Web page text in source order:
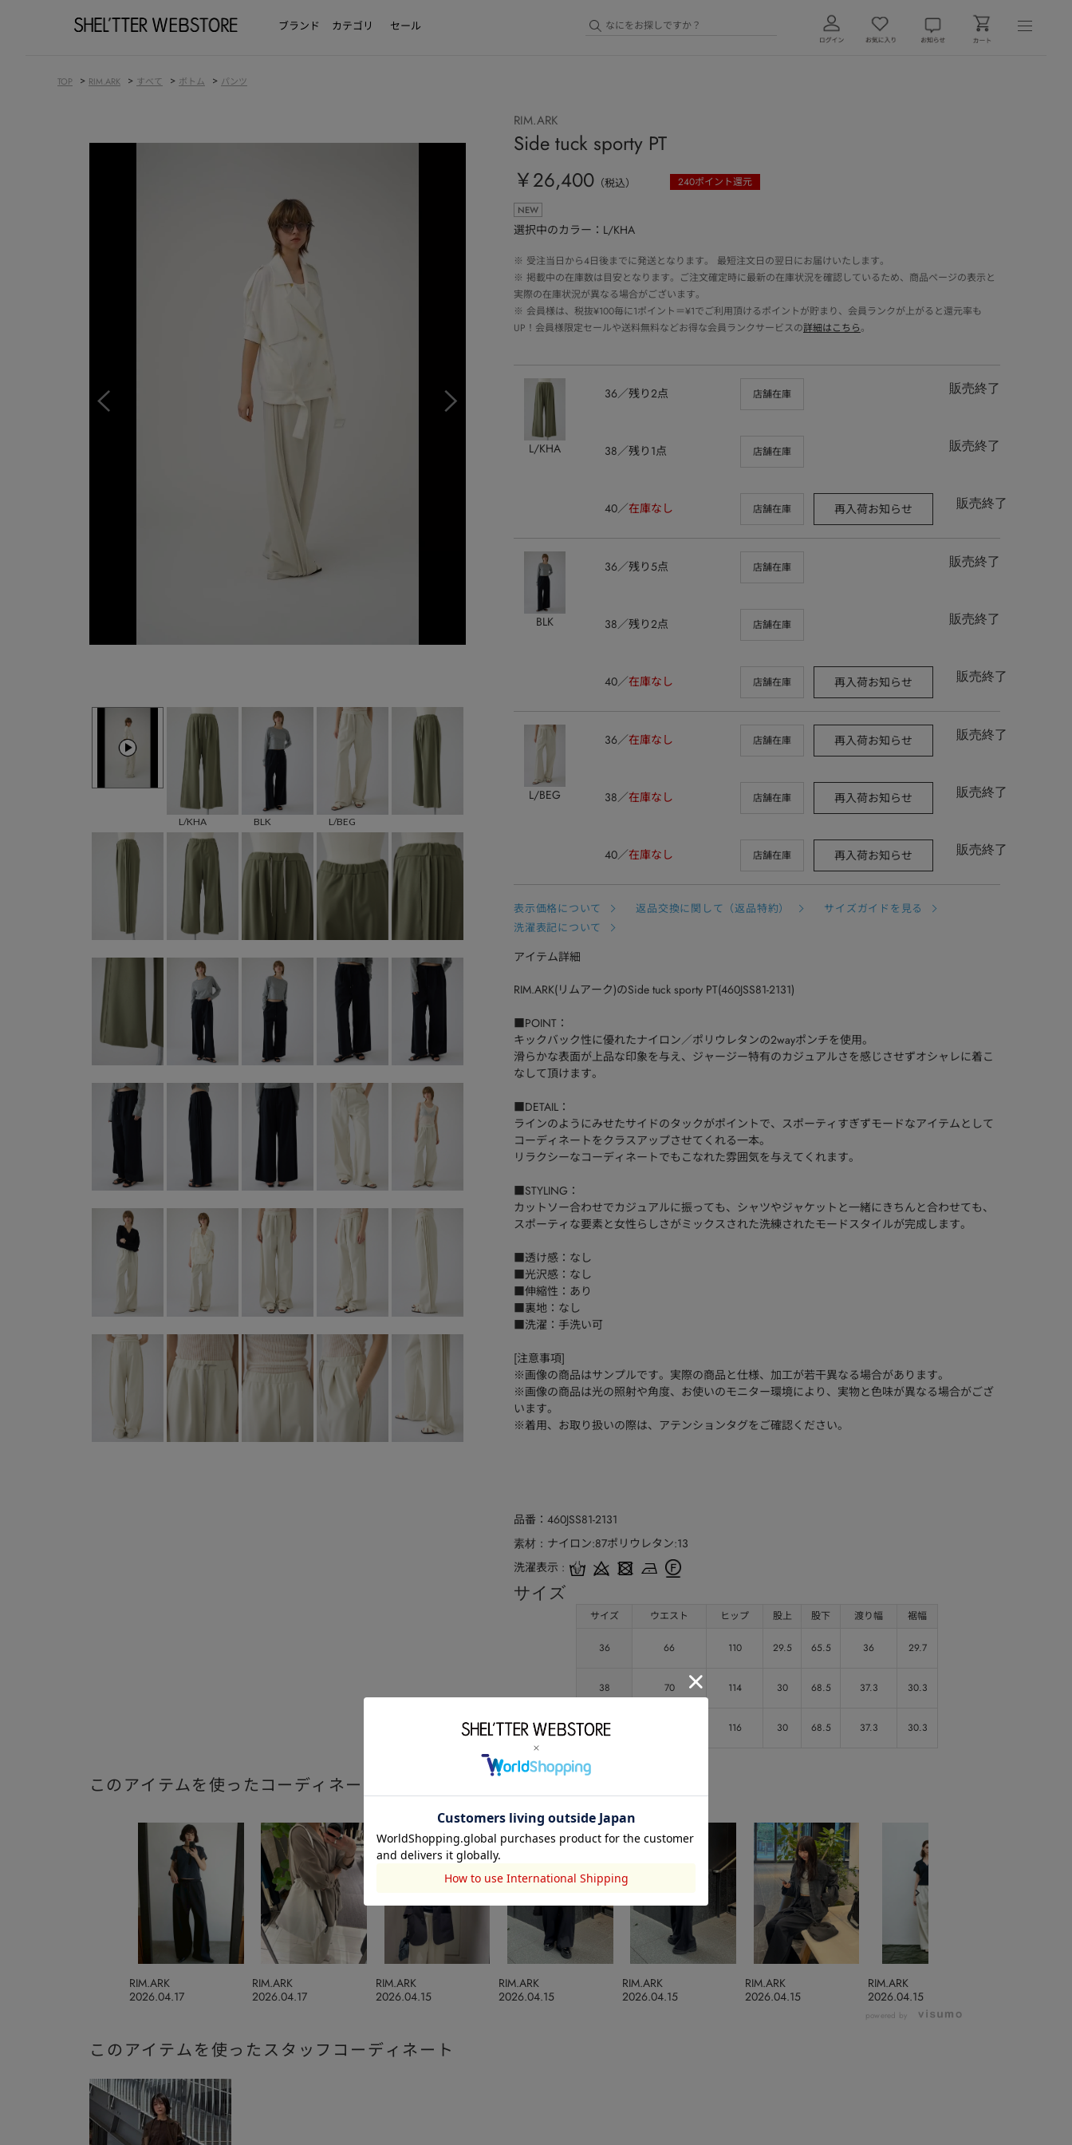
ブランド カテゴリ セール
TOP > RIM.ARK > すべて > ボトム > パンツ
L/KHA BLK L/BEG
RIM.ARK
Side tuck sporty PT
￥26,400 （税込） 240ポイント還元
NEW
選択中のカラー：L/KHA
※ 受注当日から4日後までに発送となります。 最短注文日の翌日にお届けいたします。
※ 掲載中の在庫数は目安となります。ご注文確定時に最新の在庫状況を確認しているため、商品ページの表示と
実際の在庫状況が異なる場合がございます。
※ 会員様は、税抜¥100毎に1ポイント＝¥1でご利用頂けるポイントが貯まり、会員ランクが上がると還元率も
UP！会員様限定セールや送料無料などお得な会員ランクサービスの詳細はこちら。
L/KHA
36 残り2点 店舗在庫 販売終了
38 残り1点 店舗在庫 販売終了
40 在庫なし 店舗在庫 再入荷お知らせ 販売終了
BLK
36 残り5点 店舗在庫 販売終了
38 残り2点 店舗在庫 販売終了
40 在庫なし 店舗在庫 再入荷お知らせ 販売終了
L/BEG
36 在庫なし 店舗在庫 再入荷お知らせ 販売終了
38 在庫なし 店舗在庫 再入荷お知らせ 販売終了
40 在庫なし 店舗在庫 再入荷お知らせ 販売終了
表示価格について 返品交換に関して（返品特約）
サイズガイドを見る
洗濯表記について
アイテム詳細
RIM.ARK(リムアーク)のSide tuck sporty PT(460JSS81-2131)
■POINT：
キックバック性に優れたナイロン／ポリウレタンの2wayポンチを使用。
滑らかな表面が上品な印象を与え、ジャージー特有のカジュアルさを感じさせずオシャレに着こ
なして頂けます。
■DETAIL：
ラインのようにみせたサイドのタックがポイントで、スポーティすぎずモードなアイテムとして
コーディネートをクラスアップさせてくれる一本。
リラクシーなコーディネートでもこなれた雰囲気を与えてくれます。
■STYLING：
カットソー合わせでカジュアルに振っても、シャツやジャケットと一緒にきちんと合わせても、
スポーティな要素と女性らしさがミックスされた洗練されたモードスタイルが完成します。
■透け感：なし
■光沢感：なし
■伸縮性：あり
■裏地：なし
■洗濯：手洗い可
[注意事項]
※画像の商品はサンプルです。実際の商品と仕様、加工が若干異なる場合があります。
※画像の商品は光の照射や角度、お使いのモニター環境により、実物と色味が異なる場合がござ
います。
※着用、お取り扱いの際は、アテンションタグをご確認ください。
品番 460JSS81-2131
素材
ナイロン:87ポリウレタン:13
洗濯表示
サイズ
サイズ ウエスト ヒップ 股上 股下 渡り幅 裾幅
36 66 110 29.5 65.5 36 29.7
38 70 114 30 68.5 37.3 30.3
40 116 30 68.5 37.3 30.3
このアイテムを使ったコーディネート
2026.04.17
RIM.ARK
2026.04.17
RIM.ARK
2026.04.15
RIM.ARK
2026.04.15
RIM.ARK
2026.04.15
RIM.ARK
2026.04.15
RIM.ARK
2026.04.15
RIM.ARK
powered by
このアイテムを使ったスタッフコーディネート